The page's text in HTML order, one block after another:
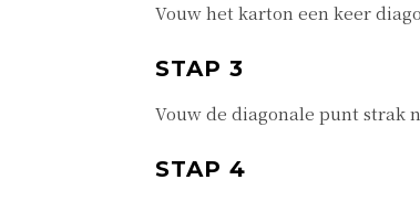
Vouw het karton een keer
STAP 3
Vouw de diagonale punt strak
STAP 4